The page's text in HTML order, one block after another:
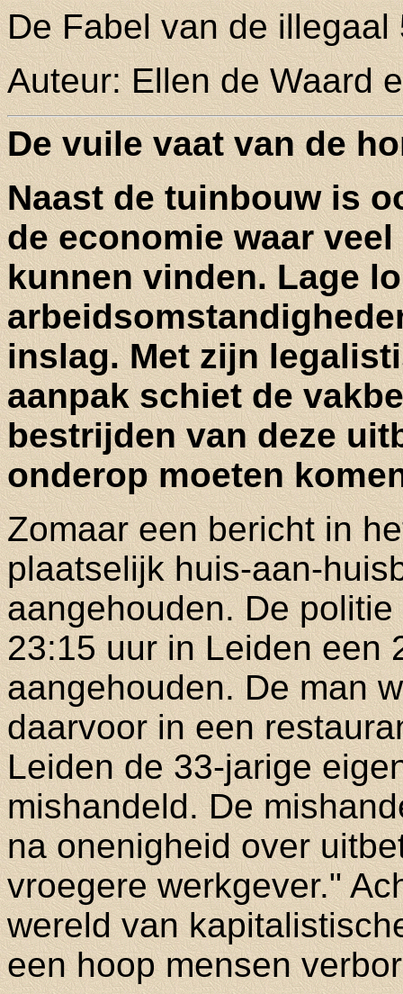
De Fabel van de illegaal
Auteur: Ellen de Waard
De vuile vaat van de
Naast de tuinbouw is
de economie waar
kunnen vinden. Lage
inslag. Met zijn
aanpak schiet de
bestrijden van deze
onderop moeten
Zomaar een bericht in
plaatselijk huis-aan-
aangehouden. De
23:15 uur in Leiden een
aangehouden. De man
daarvoor in een
Leiden de 33-jarige
mishandeld. De
na onenigheid over
vroegere werkgever."
wereld van
een hoop mensen